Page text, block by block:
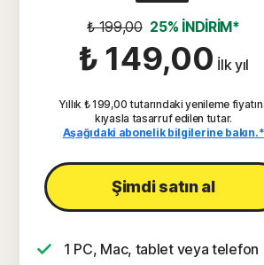
₺ 199,00 25% İNDİRİM*
₺ 149,00 İlk yıl
Yıllık ₺ 199,00 tutarındaki yenileme
kıyasla tasarruf edilen tutar.
Aşağıdaki abonelik bilgilerine bakın.*
Şimdi satın al
1 PC, Mac, tablet veya telefon